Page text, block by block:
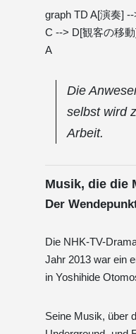
graph TD A[演奏]
C --> D[観客の移
A
Die
selbst wird
Arbeit.
Musik, die die
Der
Die NHK-TV-
Jahr 2013 war ein
in Yoshihide
Seine Musik, über